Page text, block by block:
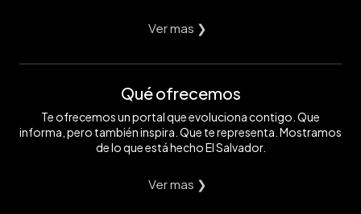
Ver mas ❯
Qué ofrecemos
Te ofrecemos un portal que evoluciona contigo. Que
informa, pero también inspira. Que te representa. Mostramos
de lo que está hecho El Salvador.
Ver mas ❯